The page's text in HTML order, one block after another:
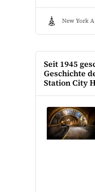
New York
Seit 1945
Geschichte
Station City